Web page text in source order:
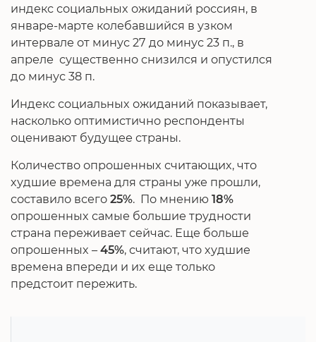
индекс социальных ожиданий россиян, в
январе-марте колебавшийся в узком
интервале от минус 27 до минус 23 п., в
апреле существенно снизился и опустился
до минус 38 п.
Индекс социальных ожиданий показывает,
насколько оптимистично респонденты
оценивают будущее страны.
Количество опрошенных считающих, что
худшие времена для страны уже прошли,
составило всего 25%. По мнению 18%
опрошенных самые большие трудности
страна переживает сейчас. Еще больше
опрошенных – 45%, считают, что худшие
времена впереди и их еще только
предстоит пережить.